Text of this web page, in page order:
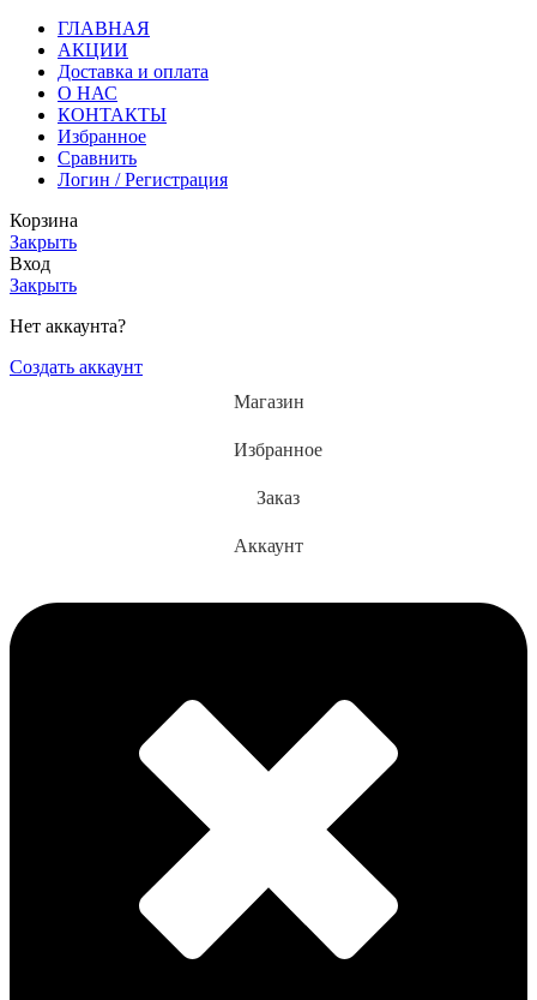
ГЛАВНАЯ
АКЦИИ
Доставка и оплата
О НАС
КОНТАКТЫ
Избранное
Сравнить
Логин / Регистрация
Корзина
Закрыть
Вход
Закрыть
Нет аккаунта?
Создать аккаунт
Магазин
Избранное
Заказ
Аккаунт